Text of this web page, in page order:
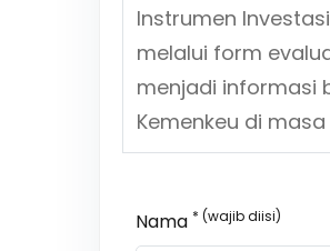
Instrumen
melalui form
menjadi informasi
Kemenkeu di
Nama * (wajib diisi)